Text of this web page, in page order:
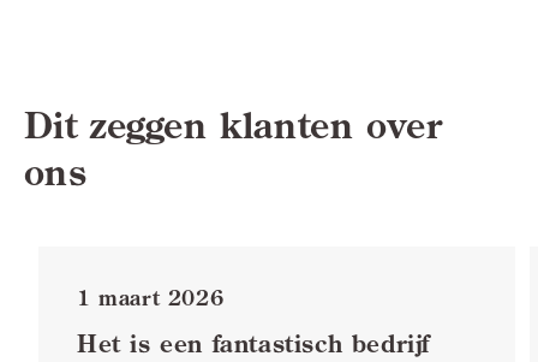
Dit zeggen klanten over
ons
1 maart 2026
Het is een fantastisch bedrijf